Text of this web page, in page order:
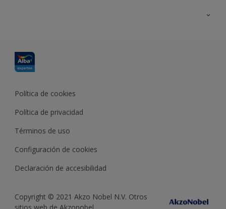
Política de cookies
Política de privacidad
Términos de uso
Configuración de cookies
Declaración de accesibilidad
Copyright © 2021 Akzo Nobel N.V. Otros
sitios web de Akzonobel